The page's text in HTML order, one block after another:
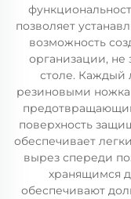
позволяет
возможность
организации, не
столе. Каждый
резиновыми
поверхность
обеспечивает
вырез спереди
хранящимся
обеспечивают